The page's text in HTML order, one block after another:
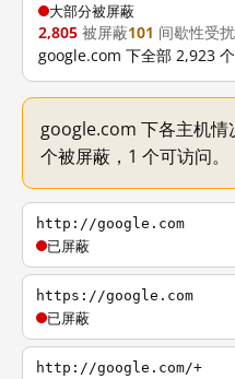
大部分被屏蔽
2,805 被屏蔽101 间歇性受扰
google.com 下全部 2,923
google.com 下各主机情
个被屏蔽，1 个可访问。
http://google.com
已屏蔽
https://google.com
已屏蔽
http://google.com/+